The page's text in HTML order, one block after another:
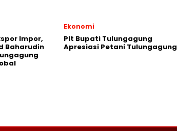
Impor,
Baharudin
Ekonomi
Plt Bupati Tulungagung
Apresiasi Petani Tulungagung